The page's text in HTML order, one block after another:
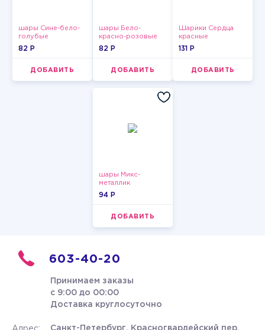
шары Сине-бело-
голубые
пастельные
82 P
ДОБАВИТЬ
шары Бело-
красно-розовые
пастельные
82 P
ДОБАВИТЬ
Шарики Сердца
красные
131 P
ДОБАВИТЬ
шары Микс-
металлик
94 P
ДОБАВИТЬ
603-40-20
Принимаем заказы
с 9:00 до 00:00
Доставка круглосуточно
Санкт-Петербург, Красногвардейский пер.